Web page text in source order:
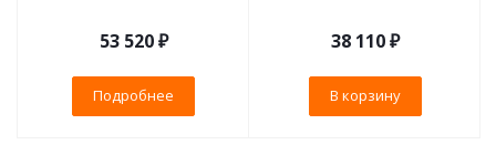
53 520 ₽
Подробнее
38 110₽
В корзину